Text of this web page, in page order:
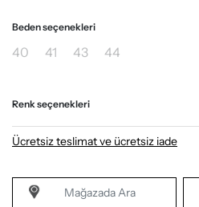
Beden seçenekleri
40 41 43 44
Renk seçenekleri
Ücretsiz teslimat ve ücretsiz iade
Mağazada Ara